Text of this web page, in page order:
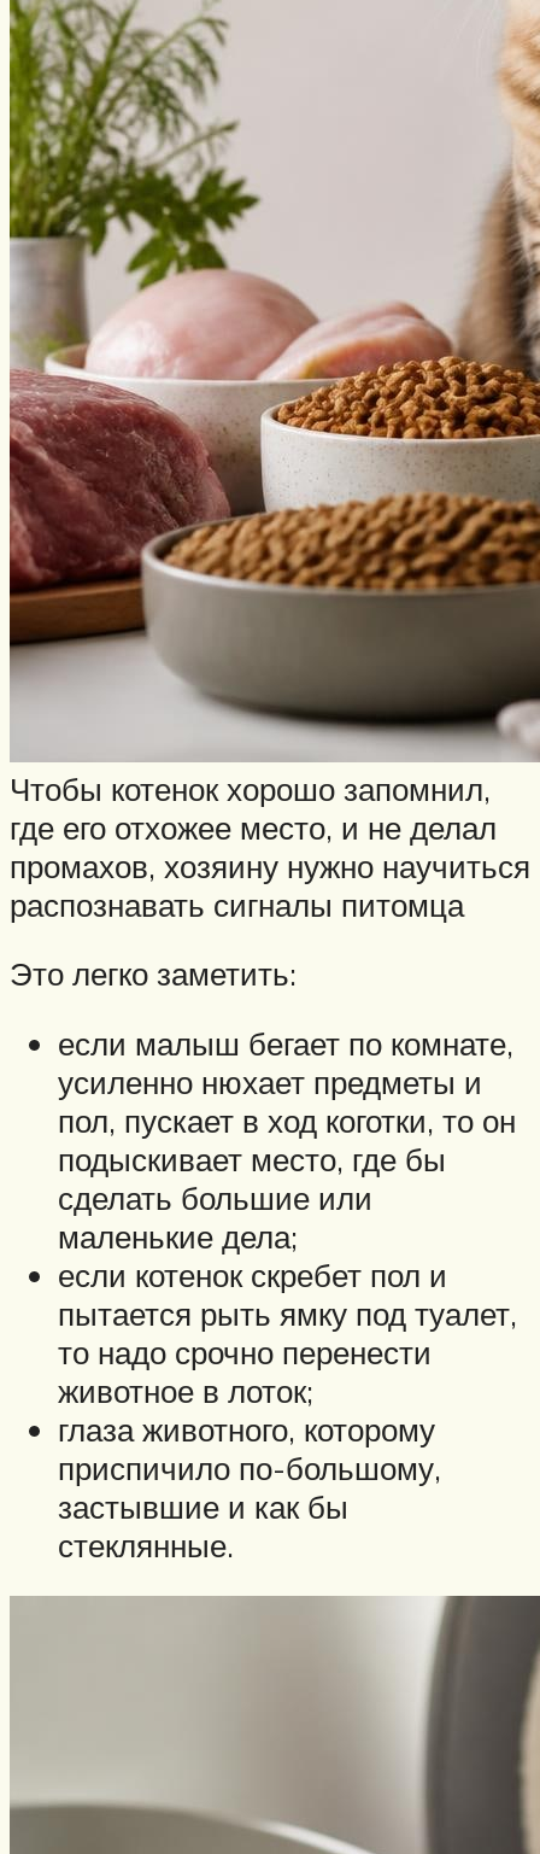
Чтобы котенок хорошо запомнил,
где его отхожее место, и не делал
промахов, хозяину нужно научиться
распознавать сигналы питомца
Это легко заметить:
если малыш бегает по комнате,
усиленно нюхает предметы и
пол, пускает в ход коготки, то он
подыскивает место, где бы
сделать большие или
маленькие дела;
если котенок скребет пол и
пытается рыть ямку под туалет,
то надо срочно перенести
животное в лоток;
глаза животного, которому
приспичило по-большому,
застывшие и как бы
стеклянные.